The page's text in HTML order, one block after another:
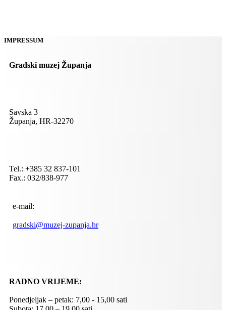
IMPRESSUM
Gradski muzej Županja
Savska 3
Županja, HR-32270
Tel.: +385 32 837-101
Fax.: 032/838-977
e-mail:
gradski@muzej-zupanja.hr
RADNO VRIJEME:
Ponedjeljak – petak: 7,00 - 15,00 sati